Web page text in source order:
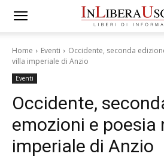
Home Eventi
Occidente, seconda
villa imperiale di Anzio
Eventi
Occidente,
emozioni e poesia
imperiale di Anzio